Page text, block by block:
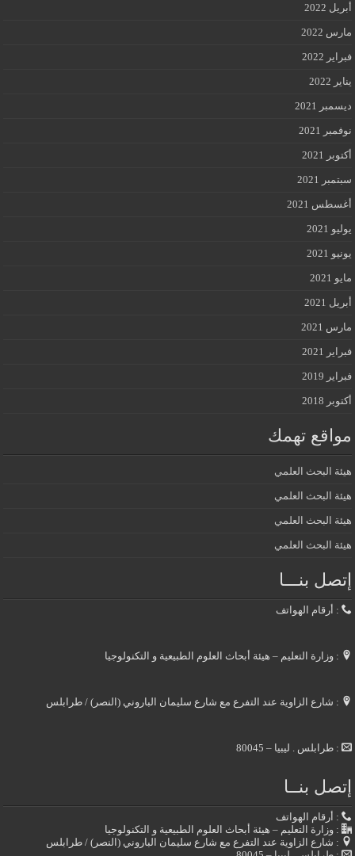
أبريل 2022
مارس 2022
فبراير 2022
يناير 2022
ديسمبر 2021
نوفمبر 2021
أكتوبر 2021
سبتمبر 2021
أغسطس 2021
يوليو 2021
يونيو 2021
مايو 2021
أبريل 2021
مارس 2021
فبراير 2021
فبراير 2019
أكتوبر 2018
مواقع تهمك
هيئة البحث العلمي
هيئة البحث العلمي
هيئة البحث العلمي
هيئة البحث العلمي
إتصل بنـــا
: أرقام الهواتف
: وزارة التعليم – هيئة أبحاث العلوم الطبيعية و التكنولوجيا
: شارع الزاوية عند التفرع مع شارع سليمان الباروني (النصر) / طرابلس
: طرابلس . ليبيا – 80045
إتصل بنــا
: أرقام الهواتف
: وزارة التعليم – هيئة أبحاث العلوم الطبيعية و التكنولوجيا
: شارع الزاوية عند التفرع مع شارع سليمان الباروني (النصر) / طرابلس